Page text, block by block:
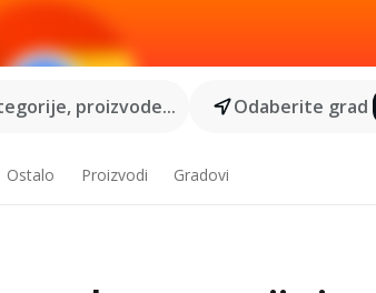
proizvode...
Odaberite grad
Ostalo Proizvodi Gradovi